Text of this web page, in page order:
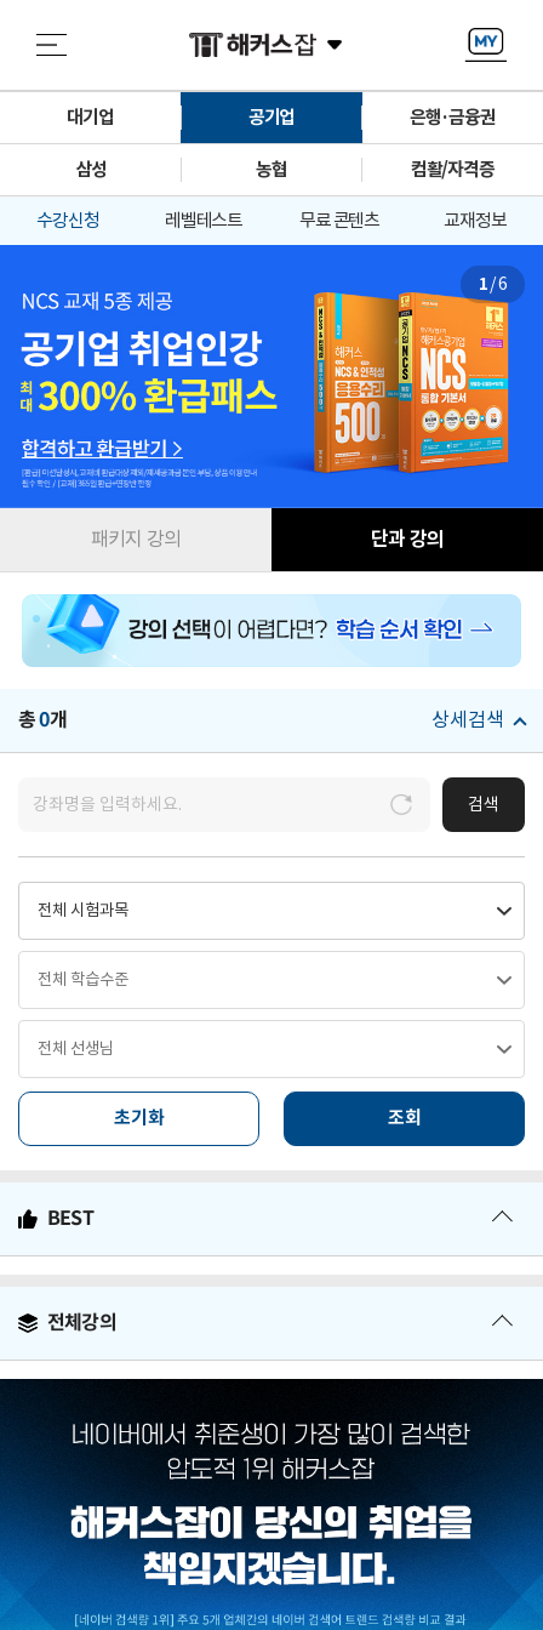
대기업 공기업 은행·금융권
삼성 농협 컴활/자격증
수강신청 레벨테스트 무료 콘텐츠 교재정보
1/6
패키지 강의 단과 강의
총0개 상세검색
검색
초기화 조회
BEST
전체강의